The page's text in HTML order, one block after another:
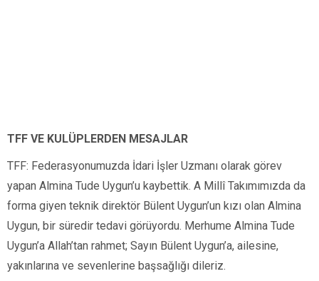
TFF VE KULÜPLERDEN MESAJLAR
TFF: Federasyonumuzda İdari İşler Uzmanı olarak görev
yapan Almina Tude Uygun’u kaybettik. A Millî Takımımızda da
forma giyen teknik direktör Bülent Uygun’un kızı olan Almina
Uygun, bir süredir tedavi görüyordu. Merhume Almina Tude
Uygun’a Allah’tan rahmet; Sayın Bülent Uygun’a, ailesine,
yakınlarına ve sevenlerine başsağlığı dileriz.